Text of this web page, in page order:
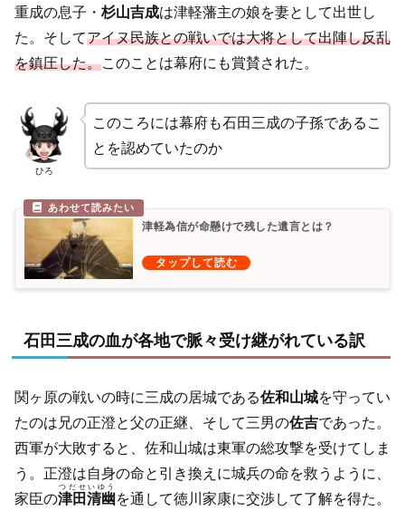
重成の息子・ 杉山吉成は津軽藩主の娘を妻として出世し
た。そしてアイヌ民族との戦いでは大将として出陣し反乱
を鎮圧した。このことは幕府にも賞賛された。
ひろ
このころには幕府も石田三成の子孫であるこ
とを認めていたのか
津軽為信が命懸けで残した遺言とは？
石田三成の血が各地で脈々受け継がれている訳
関ヶ原の戦いの時に三成の居城である佐和山城を守ってい
たのは兄の正澄と父の正継、そして三男の佐吉であった。
西軍が大敗すると、佐和山城は東軍の総攻撃を受けてしま
う。正澄は自身の命と引き換えに城兵の命を救うように、
家臣の津田清幽
つだせいゆう
を通して徳川家康に交渉して了解を得た。